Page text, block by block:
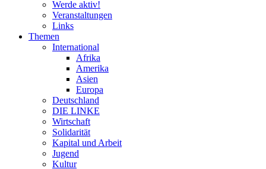
Werde aktiv!
Veranstaltungen
Links
Themen
International
Afrika
Amerika
Asien
Europa
Deutschland
DIE LINKE
Wirtschaft
Solidarität
Kapital und Arbeit
Jugend
Kultur